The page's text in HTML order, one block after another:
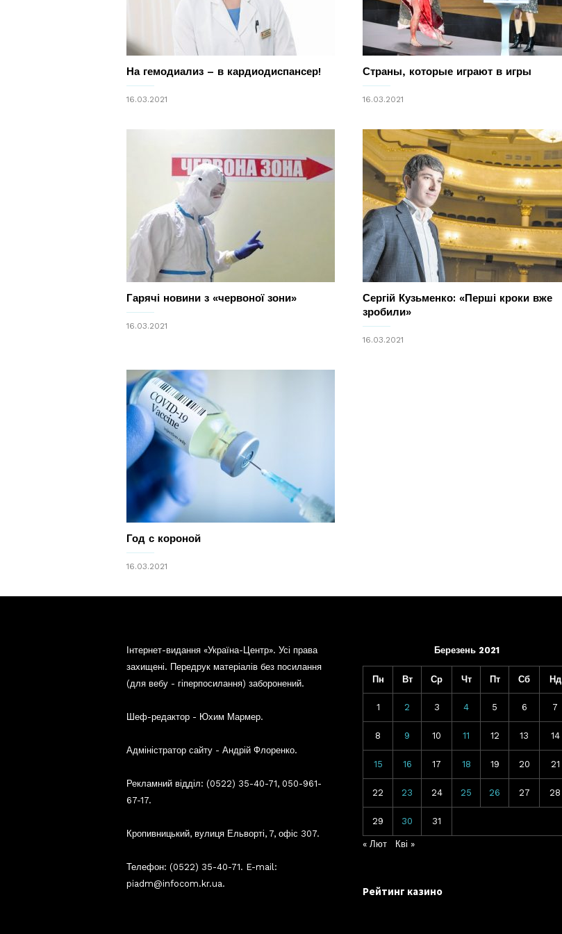
На гемодиализ – в кардиодиспансер!
16.03.2021
Страны, которые играют в игры
16.03.2021
Гарячі новини з «червоної зони»
16.03.2021
Сергій Кузьменко: «Перші кроки вже
зробили»
16.03.2021
Год с короной
16.03.2021
Інтернет-видання «Україна-Центр». Усі права
захищені. Передрук матеріалів без посилання
(для вебу - гіперпосилання) заборонений.
Шеф-редактор - Юхим Мармер.
Адміністратор сайту - Андрій Флоренко.
Рекламний відділ: (0522) 35-40-71, 050-961-
67-17.
Кропивницький, вулиця Ельворті, 7, офіс 307.
Телефон: (0522) 35-40-71. E-mail:
piadm@infocom.kr.ua.
Березень 2021
Пн Вт Ср Чт Пт Сб Нд
1 2 3 4 5 6 7
8 9 10 11 12 13 14
15 16 17 18 19 20 21
22 23 24 25 26 27 28
29 30 31
« Лют Кві »
Рейтинг казино